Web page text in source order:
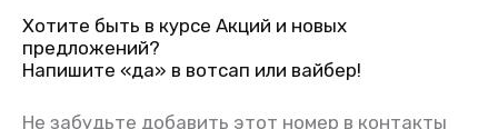
Хотите быть в курсе Акций и новых
предложений?
Напишите «да» в вотсап или вайбер!
Не забудьте добавить этот номер в контакты